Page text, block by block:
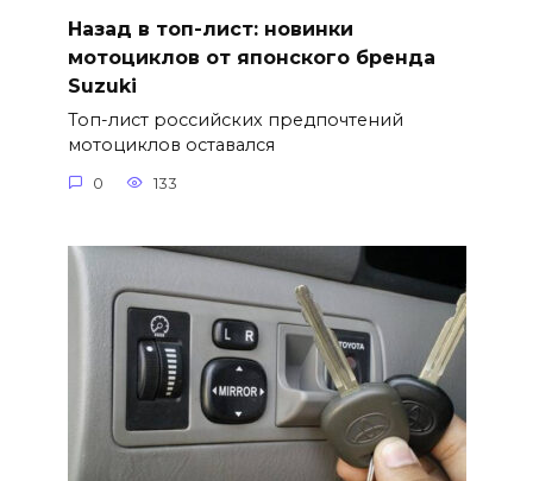
Назад в топ-лист: новинки
мотоциклов от японского бренда
Suzuki
Топ-лист российских предпочтений
мотоциклов оставался
0 133